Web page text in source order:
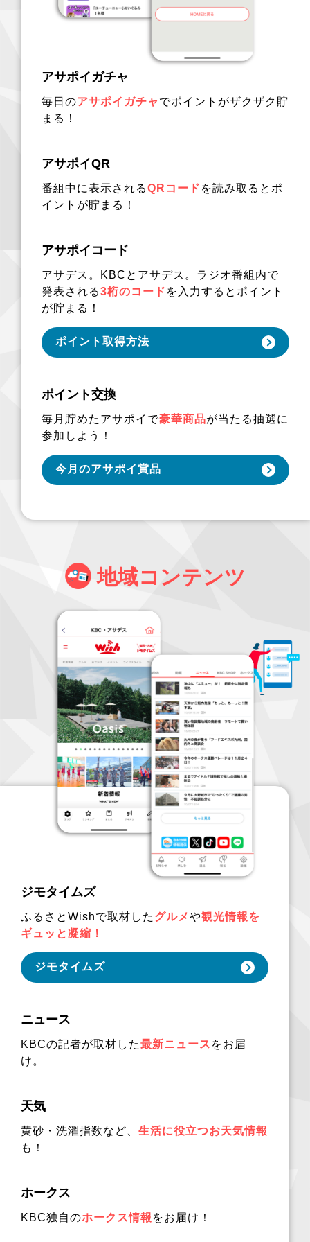
アサポイガチャ
毎日のアサポイガチャ でポイントがザクザク貯
まる！
アサポイQR
番組中に表示されるQRコード を読み取るとポ
イントが貯まる！
アサポイコード
アサデス。KBCとアサデス。ラジオ番組内で
発表される3桁のコード を入力するとポイント
が貯まる！
ポイント取得方法
ポイント交換
毎月貯めたアサポイで豪華商品が当たる抽選に
参加しよう！
今月のアサポイ賞品
地域コンテンツ
ジモタイムズ
ふるさとWishで取材した グルメや観光情報を
ギュッと凝縮！
ジモタイムズ
ニュース
KBCの記者が取材した最新ニュース をお届
け。
天気
黄砂・洗濯指数など、 生活に役立つお天気情報
も！
ホークス
KBC独自のホークス情報 をお届け！